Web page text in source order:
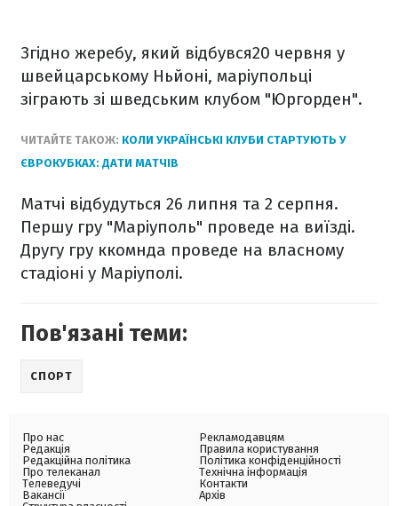
Згідно жеребу, який відбувся20 червня у
швейцарському Ньйоні, маріупольці
зіграють зі шведським клубом "Юргорден".
ЧИТАЙТЕ ТАКОЖ: КОЛИ УКРАЇНСЬКІ КЛУБИ СТАРТУЮТЬ У
ЄВРОКУБКАХ: ДАТИ МАТЧІВ
Матчі відбудуться 26 липня та 2 серпня.
Першу гру "Маріуполь" проведе на виїзді.
Другу гру ккомнда проведе на власному
стадіоні у Маріуполі.
Пов'язані теми:
СПОРТ
Про нас
Редакція
Редакційна політика
Про телеканал
Телеведучі
Вакансії
Рекламодавцям
Правила користування
Політика конфіденційності
Технічна інформація
Контакти
Архів